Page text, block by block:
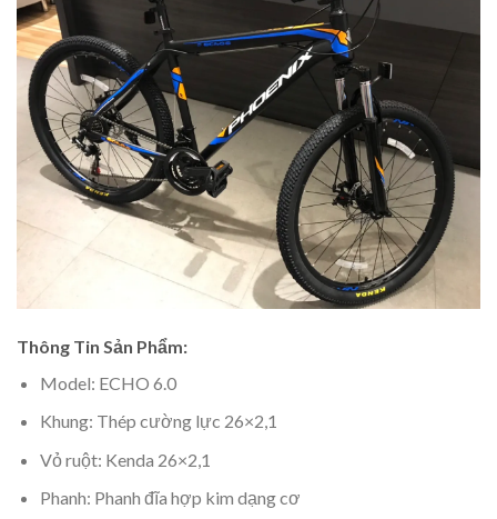
Thông Tin Sản Phẩm:
Model: ECHO 6.0
Khung: Thép cường lực 26×2,1
Vỏ ruột: Kenda 26×2,1
Phanh: Phanh đĩa hợp kim dạng cơ